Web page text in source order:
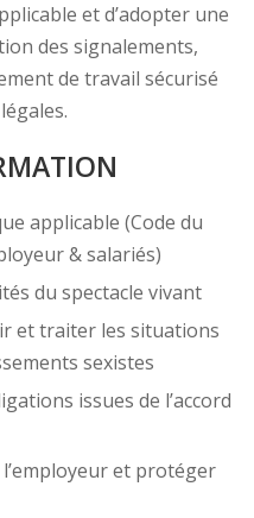
et d’adopter une
des signalements,
de travail sécurisé
applicable (Code du
& salariés)
du spectacle vivant
et traiter les situations
sexistes
issues de l’accord
et protéger